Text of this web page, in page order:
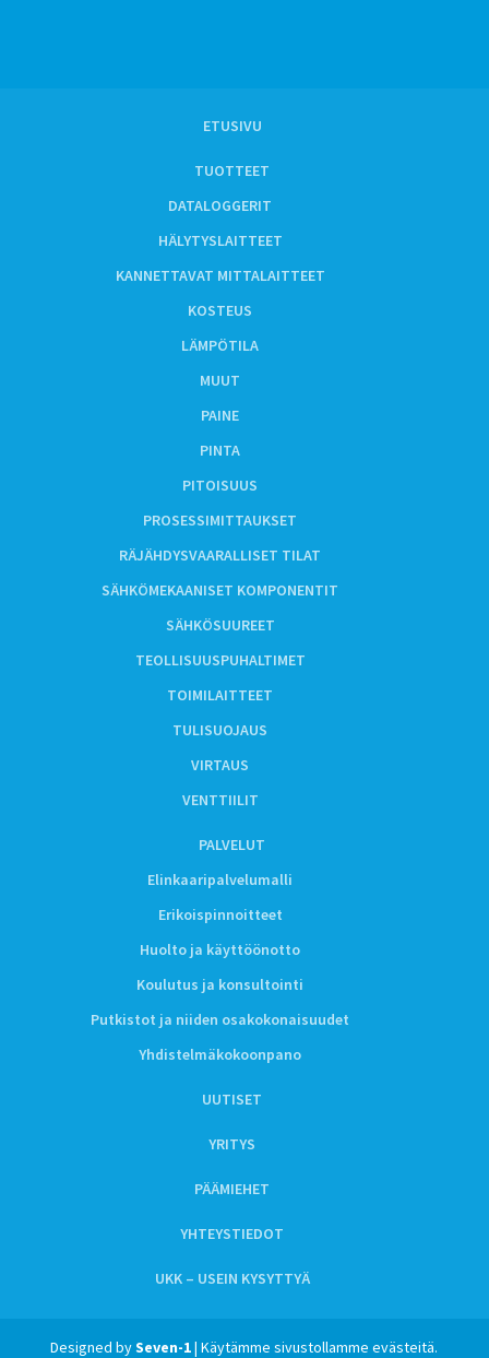
ETUSIVU
TUOTTEET
DATALOGGERIT
HÄLYTYSLAITTEET
KANNETTAVAT MITTALAITTEET
KOSTEUS
LÄMPÖTILA
MUUT
PAINE
PINTA
PITOISUUS
PROSESSIMITTAUKSET
RÄJÄHDYSVAARALLISET TILAT
SÄHKÖMEKAANISET KOMPONENTIT
SÄHKÖSUUREET
TEOLLISUUSPUHALTIMET
TOIMILAITTEET
TULISUOJAUS
VIRTAUS
VENTTIILIT
PALVELUT
Elinkaaripalvelumalli
Erikoispinnoitteet
Huolto ja käyttöönotto
Koulutus ja konsultointi
Putkistot ja niiden osakokonaisuudet
Yhdistelmäkokoonpano
UUTISET
YRITYS
PÄÄMIEHET
YHTEYSTIEDOT
UKK – USEIN KYSYTTYÄ
Designed bySeven-1| Käytämme sivustollamme evästeitä.